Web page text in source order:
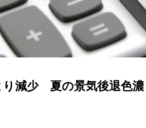
減少 夏の景気後退色濃